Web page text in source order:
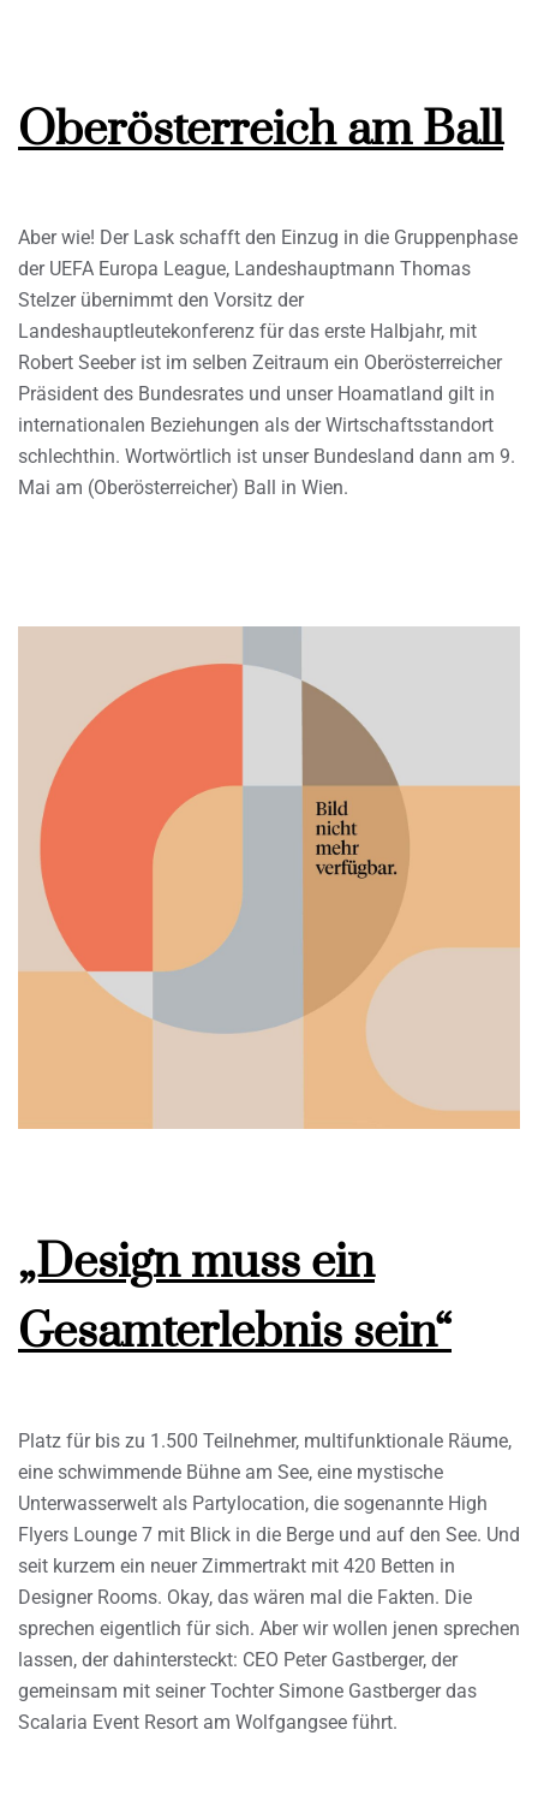
Oberösterreich am Ball
Aber wie! Der Lask schafft den Einzug in die Gruppenphase
der UEFA Europa League, Landeshauptmann Thomas
Stelzer übernimmt den Vorsitz der
Landeshauptleutekonferenz für das erste Halbjahr, mit
Robert Seeber ist im selben Zeitraum ein Oberösterreicher
Präsident des Bundesrates und unser Hoamatland gilt in
internationalen Beziehungen als der Wirtschaftsstandort
schlechthin. Wortwörtlich ist unser Bundesland dann am 9.
Mai am (Oberösterreicher) Ball in Wien.
„Design muss ein
Gesamterlebnis sein“
Platz für bis zu 1.500 Teilnehmer, multifunktionale Räume,
eine schwimmende Bühne am See, eine mystische
Unterwasserwelt als Partylocation, die sogenannte High
Flyers Lounge 7 mit Blick in die Berge und auf den See. Und
seit kurzem ein neuer Zimmertrakt mit 420 Betten in
Designer Rooms. Okay, das wären mal die Fakten. Die
sprechen eigentlich für sich. Aber wir wollen jenen sprechen
lassen, der dahintersteckt: CEO Peter Gastberger, der
gemeinsam mit seiner Tochter Simone Gastberger das
Scalaria Event Resort am Wolfgangsee führt.